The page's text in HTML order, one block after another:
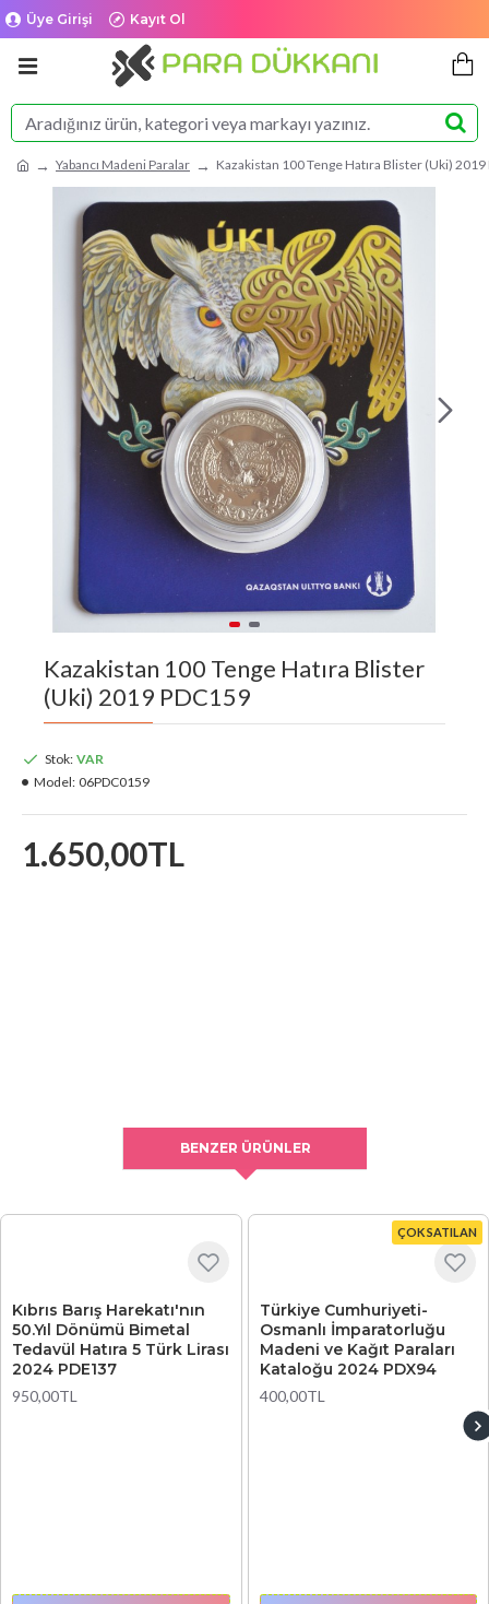
Üye Girişi Kayıt Ol
Yabancı Madeni Paralar Kazakistan 100 Tenge Hatıra Blister (Uki) 2019
Kazakistan 100 Tenge Hatıra Blister
(Uki) 2019 PDC159
1.650,00TL
Stok: VAR
Model: 06PDC0159
BENZER ÜRÜNLER
Kıbrıs Barış Harekatı'nın
50.Yıl Dönümü Bimetal
Tedavül Hatıra 5 Türk Lirası
2024 PDE137
950,00TL
ÇOK SATILAN
Türkiye Cumhuriyeti-
Osmanlı İmparatorluğu
Madeni ve Kağıt Paraları
Kataloğu 2024 PDX94
400,00TL